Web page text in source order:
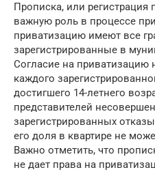
Прописка, или регистрация
важную роль в процессе
приватизацию имеют все
зарегистрированные в
Согласие на приватизацию
каждого
достигшего 14-летнего
представителей
зарегистрированных
его доля в квартире не
Важно отметить, что
не дает права на